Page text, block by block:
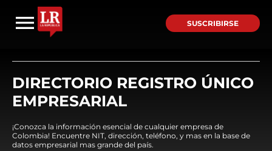
SUSCRIBIRSE
DIRECTORIO REGISTRO ÚNICO
EMPRESARIAL
¡Conozca la información esencial de cualquier empresa de
Colombia! Encuentre NIT, dirección, teléfono, y mas en la base de
datos empresarial mas grande del país.